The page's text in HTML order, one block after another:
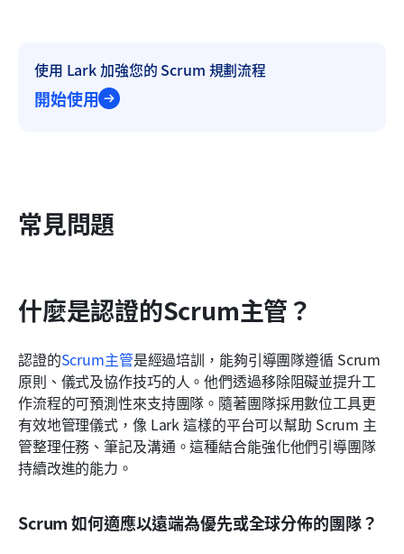
使用 Lark 加強您的 Scrum 規劃流程
開始使用
常見問題
什麼是認證的Scrum主管？
認證的Scrum主管是經過培訓，能夠引導團隊遵循 Scrum
原則、儀式及協作技巧的人。他們透過移除阻礙並提升工
作流程的可預測性來支持團隊。隨著團隊採用數位工具更
有效地管理儀式，像 Lark 這樣的平台可以幫助 Scrum 主
管整理任務、筆記及溝通。這種結合能強化他們引導團隊
持續改進的能力。
Scrum 如何適應以遠端為優先或全球分佈的團隊？